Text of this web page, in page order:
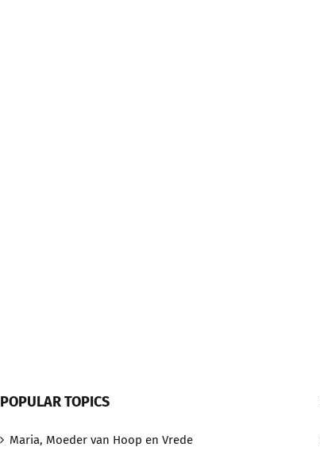
POPULAR TOPICS
Maria, Moeder van Hoop en Vrede